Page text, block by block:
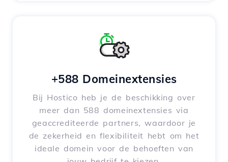
+588 Domeinextensies
Bij Hostico heb je de beschikking over
meer dan 588 domeinextensies via
geaccrediteerde partners, waardoor je
de zekerheid en flexibiliteit hebt om het
ideale domein voor de behoeften van